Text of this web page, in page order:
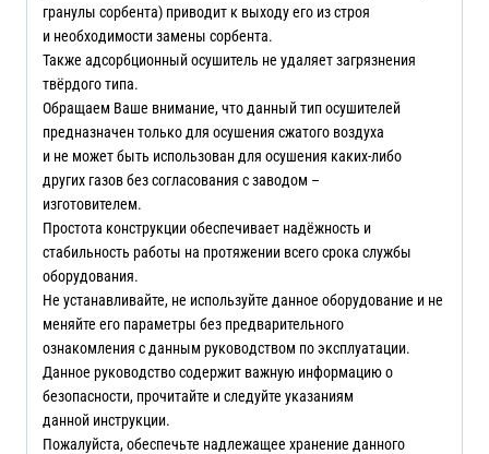
гранулы сорбента) приводит к выходу его из строя
и необходимости замены сорбента.
Также адсорбционный осушитель не удаляет загрязнения
твёрдого типа.
Обращаем Ваше внимание, что данный тип осушителей
предназначен только для осушения сжатого воздуха
и не может быть использован для осушения каких-либо
других газов без согласования с заводом –
изготовителем.
Простота конструкции обеспечивает надёжность и
стабильность работы на протяжении всего срока службы
оборудования.
Не устанавливайте, не используйте данное оборудование и не
меняйте его параметры без предварительного
ознакомления с данным руководством по эксплуатации.
Данное руководство содержит важную информацию о
безопасности, прочитайте и следуйте указаниям
данной инструкции.
Пожалуйста, обеспечьте надлежащее хранение данного